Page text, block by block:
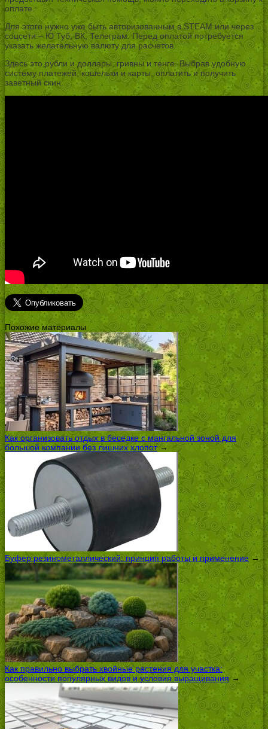
оплате.
Для этого нужно уже быть авторизованным в STEAM или через
соцсети – Ю Туб, ВК, Телеграм. Перед оплатой потребуется
указать желательную валюту для расчетов.
Здесь это рубли и доллары, гривны и тенге. Выбрав удобную
систему платежей, кошельки и карты, оплатить и получить
заветный скин.
Похожие материалы
Как организовать отдых в беседке с мангальной зоной для
большой компании без лишних хлопот→
Буфер резинометаллический: принцип работы и применение →
Как правильно выбрать хвойные растения для участка:
особенности популярных видов и условия выращивания→